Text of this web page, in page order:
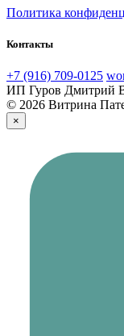
Политика
Контакты
+7 (916) 709-0125
ИП Гуров Дмитрий
© 2026 Витрина
×